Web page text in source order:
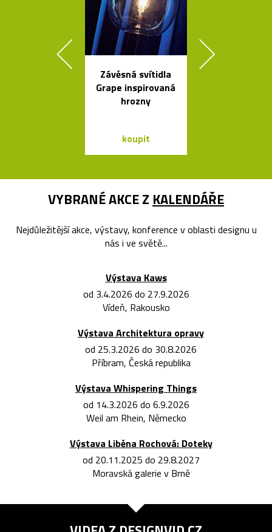
Závěsná svítidla
Grape inspirovaná
hrozny
koupit
VYBRANÉ AKCE Z KALENDÁŘE
Nejdůležitější akce, výstavy, konference v oblasti designu u
nás i ve světě...
Výstava Kaws
od 3.4.2026 do 27.9.2026
Vídeň, Rakousko
Výstava Architektura opravy
od 25.3.2026 do 30.8.2026
Příbram, Česká republika
Výstava Whispering Things
od 14.3.2026 do 6.9.2026
Weil am Rhein, Německo
Výstava Liběna Rochová: Doteky
od 20.11.2025 do 29.8.2027
Moravská galerie v Brně